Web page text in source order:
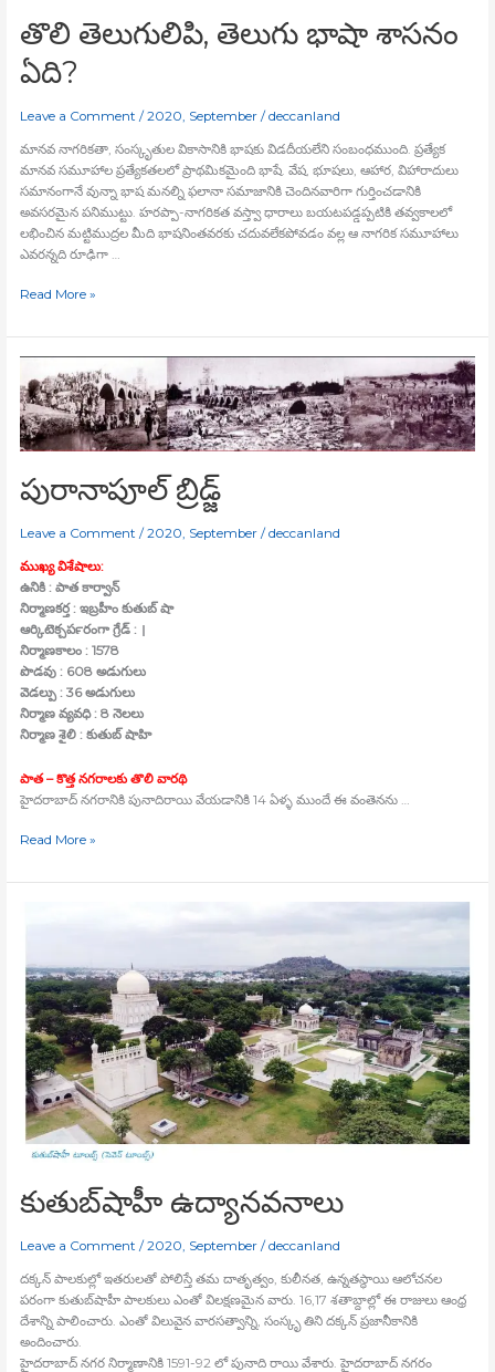
తొలి తెలుగులిపి, తెలుగు భాషా శాసనం
ఏది?
Leave a Comment /2020 September /deccanland
మానవ నాగరికతా, సంస్కృతుల వికాసానికి భాషకు విడదీయలేని సంబంధముంది. ప్రత్యేక
మానవ సమూహాల ప్రత్యేకతలలో ప్రాథమికమైంది భాషే. వేష, భూషలు, ఆహార, విహారాదులు
సమానంగానే వున్నా భాష మనల్ని ఫలానా సమాజానికి చెందినవారిగా గుర్తించడానికి
అవసరమైన పనిముట్టు. హరప్పా-నాగరికత వస్త్వా ధారాలు బయటపడ్డప్పటికి తవ్వకాలలో
లభించిన మట్టిముద్రల మీది భాషనింతవరకు చదువలేకపోవడం వల్ల ఆ నాగరిక సమూహాలు
ఎవరన్నది రూఢిగా …
Read More »
పురానాపూల్‍ బ్రిడ్జ్
Leave a Comment /2020, September /deccanland
ముఖ్య విశేషాలు:
ఉనికి : పాత కార్వాన్‍
నిర్మాణకర్త : ఇబ్రహీం కుతుబ్‍ షా
ఆర్కిటెక్చర్‍పరంగా గ్రేడ్‍ : ।
నిర్మాణకాలం : 1578
పొడవు : 608 అడుగులు
వెడల్పు : 36 అడుగులు
నిర్మాణ వ్యవధి : 8 నెలలు
నిర్మాణ శైలి : కుతుబ్‍ షాహి
పాత – కొత్త నగరాలకు తొలి వారథి
హైదరాబాద్‍ నగరానికి పునాదిరాయి వేయడానికి 14 ఏళ్ళ ముందే ఈ వంతెనను …
బ్రిడ్జ్
Read More »
కుతుబ్‍షాహీ ఉద్యానవనాలు
Leave a Comment /2020 September /deccanland
దక్కన్‍ పాలకుల్లో ఇతరులతో పోలిస్తే తమ దాతృత్వం, కులీనత, ఉన్నతస్థాయి ఆలోచనల
పరంగా కుతుబ్‍షాహీ పాలకులు ఎంతో విలక్షణమైన వారు. 16,17 శతాబ్దాల్లో ఈ రాజులు ఆంధ్ర
దేశాన్ని పాలించారు. ఎంతో విలువైన వారసత్వాన్ని, సంస్కృ తిని దక్కన్‍ ప్రజానీకానికి
అందించారు.
హైదరాబాద్‍ నగర నిర్మాణానికి 1591-92 లో పునాది రాయి వేశారు. హైదరాబాద్‍ నగరం